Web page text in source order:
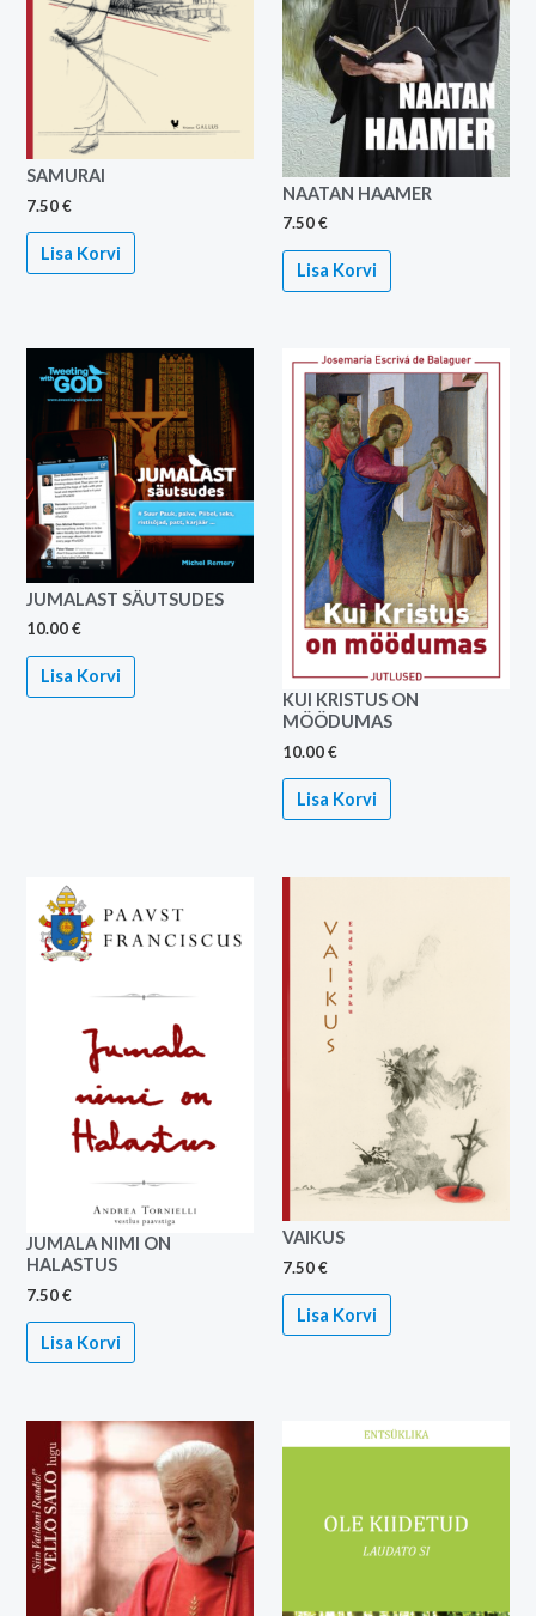
SAMURAI
7.50€
Lisa Korvi
NAATAN HAAMER
7.50€
Lisa Korvi
JUMALAST SÄUTSUDES
10.00€
Lisa Korvi
KUI KRISTUS ON
MÖÖDUMAS
10.00€
Lisa Korvi
JUMALA NIMI ON
HALASTUS
7.50€
Lisa Korvi
VAIKUS
7.50€
Lisa Korvi